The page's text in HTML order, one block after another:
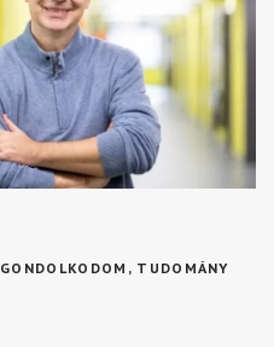
GONDOLKODOM , TUDOMÁNY